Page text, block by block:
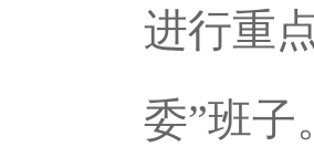
进行重
委”班子